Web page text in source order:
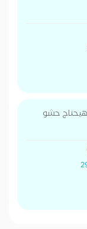
هيحتاج حشو